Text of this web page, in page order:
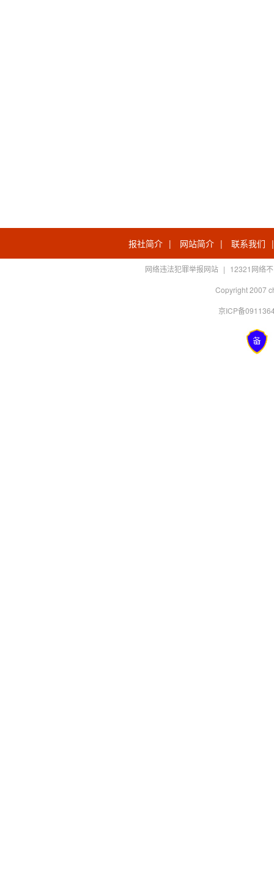
报社简介 | 网站简介 | 联系我们
网络违法犯罪举报网站 | 12321网络
Copyright 2007
京ICP备